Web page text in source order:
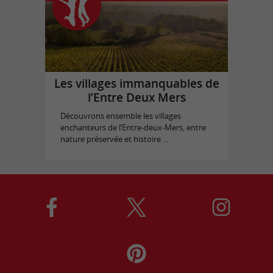
Les villages immanquables de
l’Entre Deux Mers
Découvrons ensemble les villages
enchanteurs de l’Entre-deux-Mers, entre
nature préservée et histoire ...